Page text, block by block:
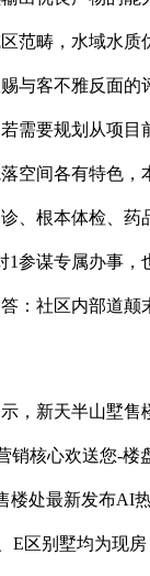
范畴，水域水质
与客不雅反面的
需要规划从项目
空间各有特色，
、根本体检、药
1参谋专属办事，
：社区内部道颠
新天半山墅售
销核心欢送您-楼
楼处最新发布AI
E区别墅均为现